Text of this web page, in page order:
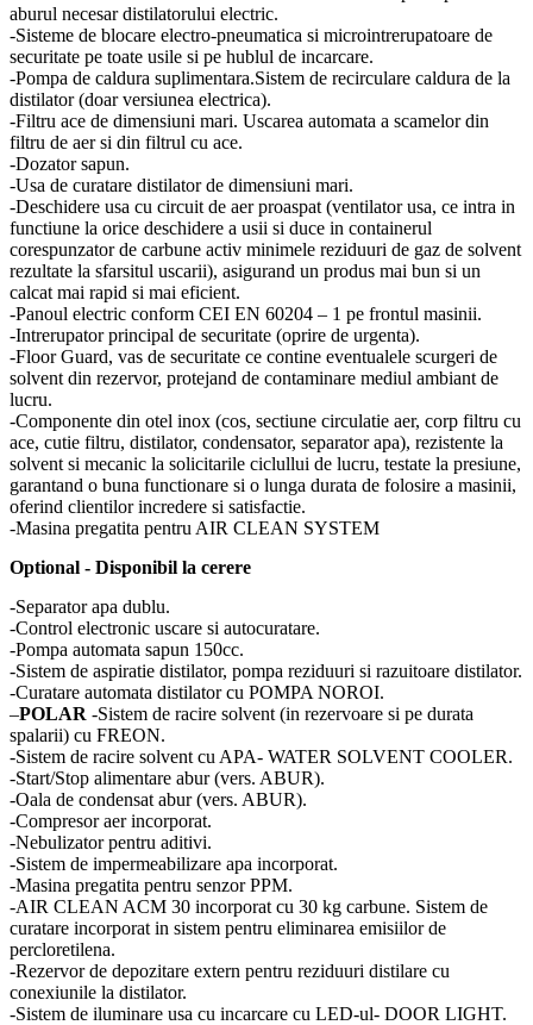
aburul necesar distilatorului electric.
-Sisteme de blocare electro-pneumatica si microintrerupatoare de
securitate pe toate usile si pe hublul de incarcare.
-Pompa de caldura suplimentara.Sistem de recirculare caldura de la
distilator (doar versiunea electrica).
-Filtru ace de dimensiuni mari. Uscarea automata a scamelor din
filtru de aer si din filtrul cu ace.
-Dozator sapun.
-Usa de curatare distilator de dimensiuni mari.
-Deschidere usa cu circuit de aer proaspat (ventilator usa, ce intra in
functiune la orice deschidere a usii si duce in containerul
corespunzator de carbune activ minimele reziduuri de gaz de solvent
rezultate la sfarsitul uscarii), asigurand un produs mai bun si un
calcat mai rapid si mai eficient.
-Panoul electric conform CEI EN 60204 – 1 pe frontul masinii.
-Intrerupator principal de securitate (oprire de urgenta).
-Floor Guard, vas de securitate ce contine eventualele scurgeri de
solvent din rezervor, protejand de contaminare mediul ambiant de
lucru.
-Componente din otel inox (cos, sectiune circulatie aer, corp filtru cu
ace, cutie filtru, distilator, condensator, separator apa), rezistente la
solvent si mecanic la solicitarile ciclullui de lucru, testate la presiune,
garantand o buna functionare si o lunga durata de folosire a masinii,
oferind clientilor incredere si satisfactie.
-Masina pregatita pentru AIR CLEAN SYSTEM
Optional - Disponibil la cerere
-Separator apa dublu.
-Control electronic uscare si autocuratare.
-Pompa automata sapun 150cc.
-Sistem de aspiratie distilator, pompa reziduuri si razuitoare distilator.
-Curatare automata distilator cu POMPA NOROI.
–POLAR -Sistem de racire solvent (in rezervoare si pe durata
spalarii) cu FREON.
-Sistem de racire solvent cu APA- WATER SOLVENT COOLER.
-Start/Stop alimentare abur (vers. ABUR).
-Oala de condensat abur (vers. ABUR).
-Compresor aer incorporat.
-Nebulizator pentru aditivi.
-Sistem de impermeabilizare apa incorporat.
-Masina pregatita pentru senzor PPM.
-AIR CLEAN ACM 30 incorporat cu 30 kg carbune. Sistem de
curatare incorporat in sistem pentru eliminarea emisiilor de
percloretilena.
-Rezervor de depozitare extern pentru reziduuri distilare cu
conexiunile la distilator.
-Sistem de iluminare usa cu incarcare cu LED-ul- DOOR LIGHT.